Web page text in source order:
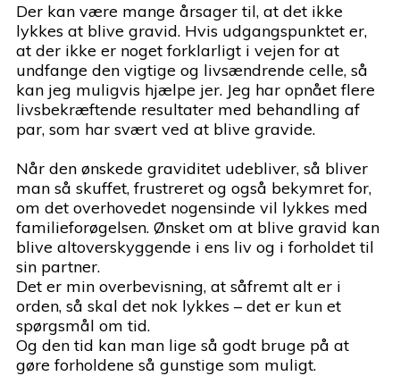
Der kan være mange årsager til, at det ikke
lykkes at blive gravid. Hvis udgangspunktet er,
at der ikke er noget forklarligt i vejen for at
undfange den vigtige og livsændrende celle, så
kan jeg muligvis hjælpe jer. Jeg har opnået flere
livsbekræftende resultater med behandling af
par, som har svært ved at blive gravide.
Når den ønskede graviditet udebliver, så bliver
man så skuffet, frustreret og også bekymret for,
om det overhovedet nogensinde vil lykkes med
familieforøgelsen. Ønsket om at blive gravid kan
blive altoverskyggende i ens liv og i forholdet til
sin partner.
Det er min overbevisning, at såfremt alt er i
orden, så skal det nok lykkes – det er kun et
spørgsmål om tid.
Og den tid kan man lige så godt bruge på at
gøre forholdene så gunstige som muligt.